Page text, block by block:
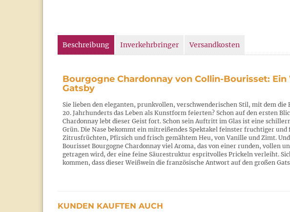
Beschreibung Inverkehrbringer Versandkosten
Bourgogne Chardonnay von Collin-Bourisset:
Gatsby
Sie lieben den eleganten, prunkvollen, verschwenderischen Stil, mit dem die
20. Jahrhunderts das Leben als Kunstform feierten? Schon auf den ersten
Chardonnay lebt dieser Geist fort. Schon sein Auftritt im Glas ist eine
Grün. Die Nase bekommt ein mitreißendes Spektakel feinster fruchtiger
Zitrusfrüchten, Pfirsich und frisch gemähtem Heu, von Vanille und Zimt.
Bourisset Bourgogne Chardonnay viel Aroma, das von einer runden, vollen
getragen wird, der eine feine Säurestruktur espritvolles Prickeln verleiht.
kommen, dass dieser Weißwein die französische Antwort auf den großen
KUNDEN KAUFTEN AUCH